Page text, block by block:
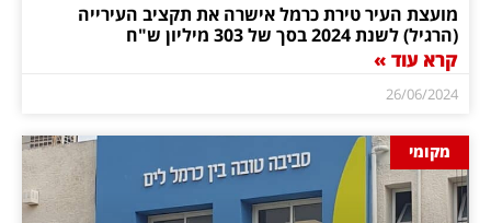
מועצת העיר טירת כרמל אישרה את תקציב העירייה
(הרגיל) לשנת 2024 בסך של 303 מיליון ש"ח
קרא עוד »
26/06/2024
מקומי